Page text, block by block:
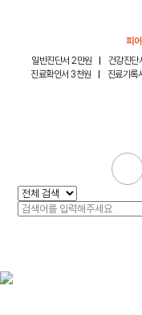
피
일반진단서 2만원
건강진단
진료확인서 3천원
진료기록